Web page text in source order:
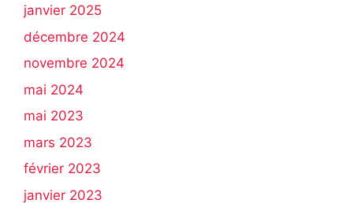
janvier 2025
décembre 2024
novembre 2024
mai 2024
mai 2023
mars 2023
février 2023
janvier 2023